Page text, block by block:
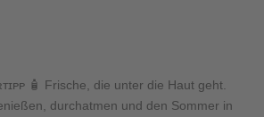
🧴 Frische, die unter die Haut geht.
durchatmen und den Sommer in